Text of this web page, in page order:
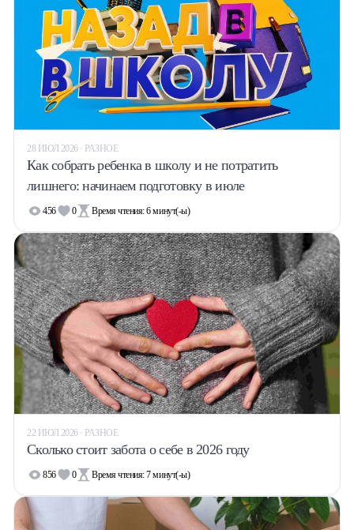
28 ИЮЛ 2026 · РАЗНОЕ
Как собрать ребенка в школу и не потратить
лишнего: начинаем подготовку в июле
456 0 Время чтения:6минут(-ы)
22 ИЮЛ 2026 · РАЗНОЕ
Сколько стоит забота о себе в 2026 году
856 0 Время чтения:7минут(-ы)